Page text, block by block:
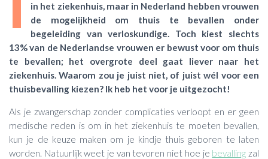
in het ziekenhuis, maar in Nederland hebben vrouwen
de mogelijkheid om thuis te bevallen onder
begeleiding van verloskundige. Toch kiest slechts
13% van de Nederlandse vrouwen er bewust voor om thuis
te bevallen; het overgrote deel gaat liever naar het
ziekenhuis. Waarom zou je juist niet, of juist wél voor een
thuisbevalling kiezen? Ik heb het voor je uitgezocht!
Als je zwangerschap zonder complicaties verloopt en er geen
medische reden is om in het ziekenhuis te moeten bevallen,
kun je de keuze maken om je kindje thuis geboren te laten
worden. Natuurlijk weet je van tevoren niet hoe je bevalling zal